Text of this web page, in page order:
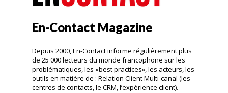
En-Contact Magazine
Depuis 2000, En-Contact informe régulièrement plus
de 25 000 lecteurs du monde francophone sur les
problématiques, les «best practices», les acteurs, les
outils en matière de : Relation Client Multi-canal (les
centres de contacts, le CRM, l’expérience client).